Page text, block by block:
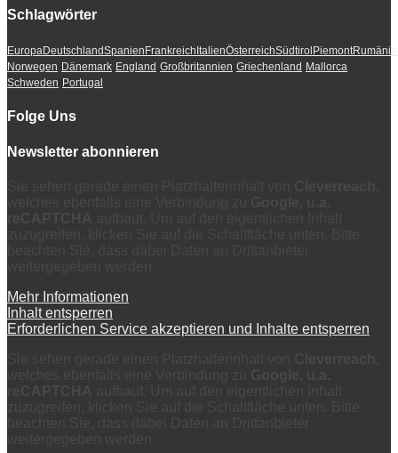
Schlagwörter
EuropaDeutschlandSpanien Frankreich ItalienÖsterreichSüdtirol Piemont
Norwegen Dänemark England Großbritannien Griechenland Mallorca
Schweden Portugal
Folge Uns
Newsletter abonnieren
Mehr Informationen
Inhalt entsperren
Erforderlichen Service akzeptieren und Inhalte entsperren